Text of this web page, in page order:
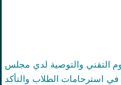
والتوصية لدي مجلس
الطلاب والتأكد